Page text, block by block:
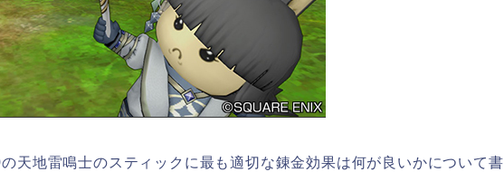
天地雷鳴士のスティックに最も適切な錬金効果は何が良いかについて書